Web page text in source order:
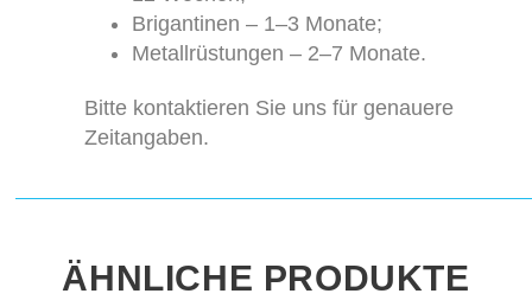
Brigantinen – 1–3 Monate;
Metallrüstungen – 2–7 Monate.
Bitte kontaktieren Sie uns für genauere
Zeitangaben.
ÄHNLICHE PRODUKTE